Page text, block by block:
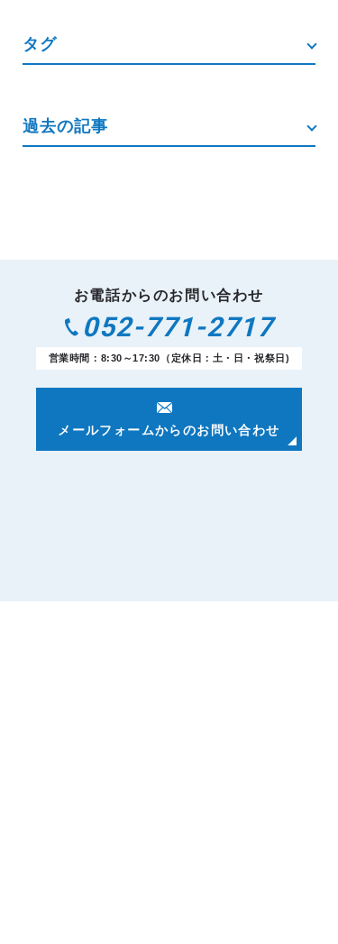
タグ
過去の記事
お電話からのお問い合わせ
052-771-2717
営業時間：8:30～17:30（定休日：土・日・祝祭日)
メールフォームからのお問い合わせ